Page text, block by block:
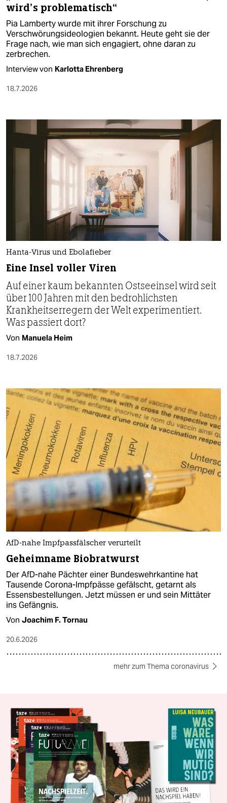
wird’s problematisch“
Pia Lamberty wurde mit ihrer Forschung zu
Verschwörungsideologien bekannt. Heute geht sie der
Frage nach, wie man sich engagiert, ohne daran zu
zerbrechen.
Interview von Karlotta Ehrenberg
18.7.2026
Hanta-Virus und Ebolafieber
Eine Insel voller Viren
Auf einer kaum bekannten Ostseeinsel wird seit
über 100 Jahren mit den bedrohlichsten
Krankheitserregern der Welt experimentiert.
Was passiert dort?
Von Manuela Heim
18.7.2026
AfD-nahe Impfpassfälscher verurteilt
Geheimname Biobratwurst
Der AfD-nahe Pächter einer Bundeswehrkantine hat
Tausende Corona-Impfpässe gefälscht, getarnt als
Essensbestellungen. Jetzt müssen er und sein Mittäter
ins Gefängnis.
Von Joachim F. Tornau
20.6.2026
mehr zum Thema coronavirus